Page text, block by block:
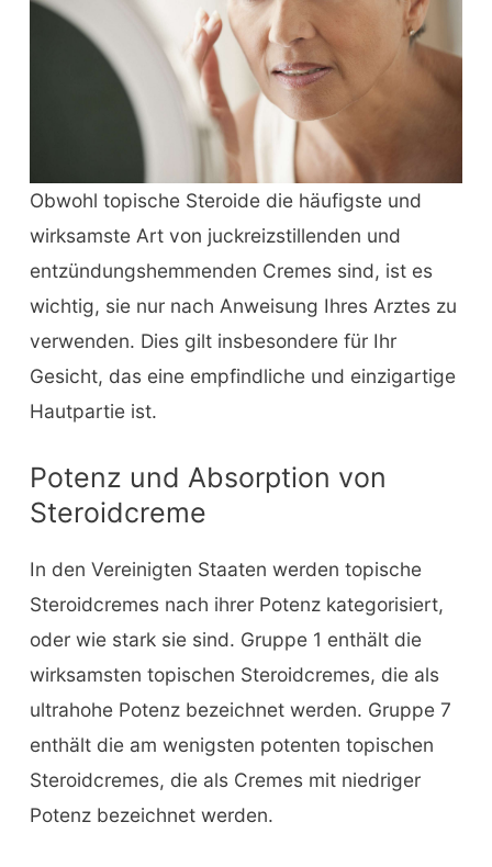
Obwohl topische Steroide die häufigste und
wirksamste Art von juckreizstillenden und
entzündungshemmenden Cremes sind, ist es
wichtig, sie nur nach Anweisung Ihres Arztes zu
verwenden. Dies gilt insbesondere für Ihr
Gesicht, das eine empfindliche und einzigartige
Hautpartie ist.
Potenz und Absorption von
Steroidcreme
In den Vereinigten Staaten werden topische
Steroidcremes nach ihrer Potenz kategorisiert,
oder wie stark sie sind. Gruppe 1 enthält die
wirksamsten topischen Steroidcremes, die als
ultrahohe Potenz bezeichnet werden. Gruppe 7
enthält die am wenigsten potenten topischen
Steroidcremes, die als Cremes mit niedriger
Potenz bezeichnet werden.